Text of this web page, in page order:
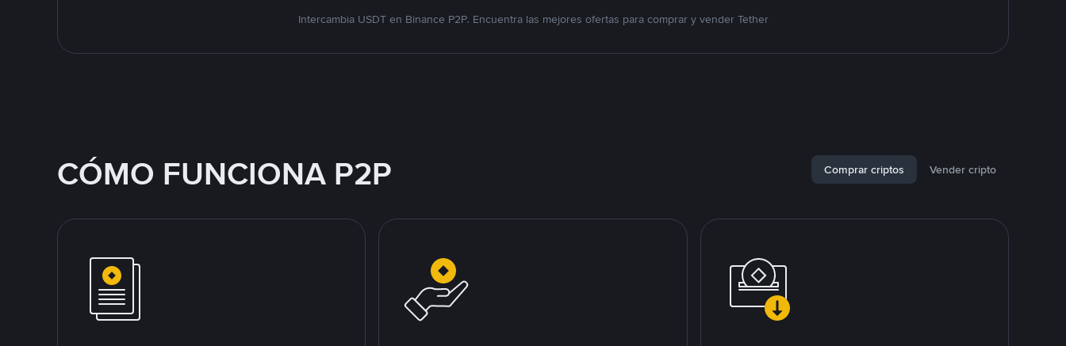
Intercambia USDT en Binance P2P. Encuentra las mejores ofertas para comprar y vender Tether
CÓMO FUNCIONA P2P Comprar criptos Vender cripto